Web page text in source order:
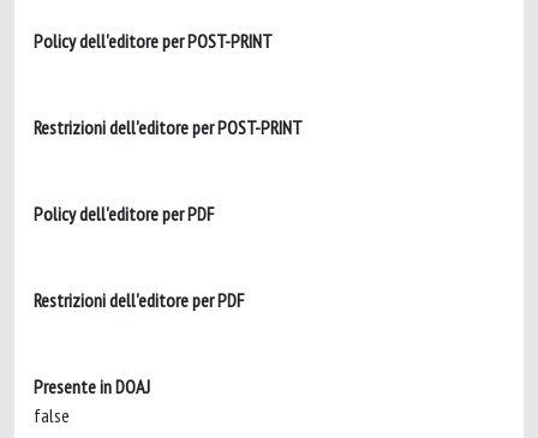
Policy dell'editore per POST-PRINT
Restrizioni dell'editore per POST-PRINT
Policy dell'editore per PDF
Restrizioni dell'editore per PDF
Presente in DOAJ